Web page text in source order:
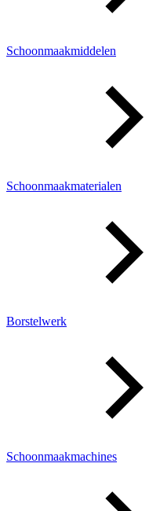
Schoonmaakmiddelen
Schoonmaakmaterialen
Borstelwerk
Schoonmaakmachines